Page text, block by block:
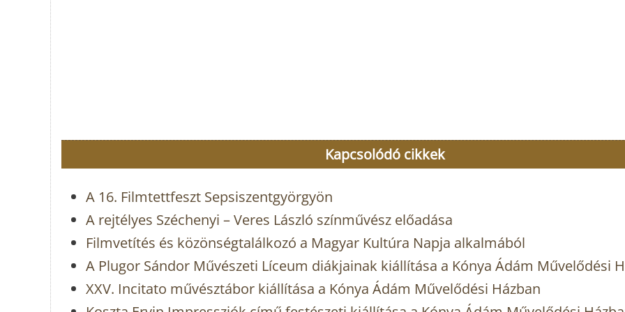
Kapcsolódó cikkek
A 16. Filmtettfeszt Sepsiszentgyörgyön
A rejtélyes Széchenyi – Veres László színművész előadása
Filmvetítés és közönségtalálkozó a Magyar Kultúra Napja alkalmából
A Plugor Sándor Művészeti Líceum diákjainak kiállítása a Kónya Ádám Művelődési
XXV. Incitato művésztábor kiállítása a Kónya Ádám Művelődési Házban